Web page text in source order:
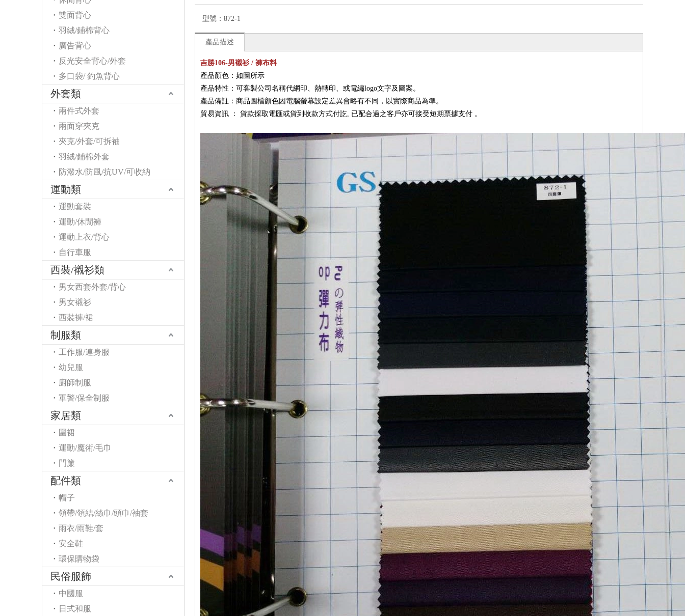
雙面背心
羽絨/鋪棉背心
廣告背心
反光安全背心/外套
多口袋/ 釣魚背心
外套類
兩件式外套
兩面穿夾克
夾克/外套/可拆袖
羽絨/鋪棉外套
防潑水/防風/抗UV/可收納
運動類
運動套裝
運動/休閒褲
運動上衣/背心
自行車服
西裝/襯衫類
男女西套外套/背心
男女襯衫
西裝褲/裙
制服類
工作服/連身服
幼兒服
廚師制服
軍警/保全制服
家居類
圍裙
運動/魔術/毛巾
門簾
配件類
帽子
領帶/領結/絲巾/頭巾/袖套
雨衣/雨鞋/套
安全鞋
環保購物袋
民俗服飾
中國服
日式和服
型號： 872-1
產品描述
吉勝106-男襯衫 / 褲布料
產品顏色：如圖所示
產品特性：可客製公司名稱代網印、熱轉印、或電繡logo文字及圖案。
產品備註：商品圖檔顏色因電腦螢幕設定差異會略有不同，以實際商品為準。
貿易資訊
： 貨款採取電匯或貨到收款方式付訖, 已配合過之客戶亦可接受短期票據支付 。